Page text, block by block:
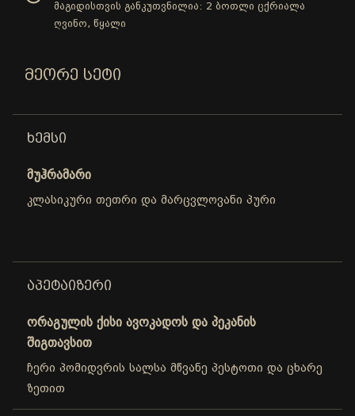
მაგიდისთვის განკუთვნილია: 2 ბოთლი ცქრიალა
ღვინო, წყალი
ᲛᲔᲝᲠᲔ ᲡᲔᲢᲘ
ᲮᲔᲛᲡᲘ
მუჰრამარი
კლასიკური თეთრი და მარცვლოვანი პური
ᲐᲞᲔᲢᲐᲘᲖᲔᲠᲘ
ორაგულის ქისი ავოკადოს და პეკანის
შიგთავსით
ჩერი პომიდვრის სალსა მწვანე პესტოთი და ცხარე
ზეთით